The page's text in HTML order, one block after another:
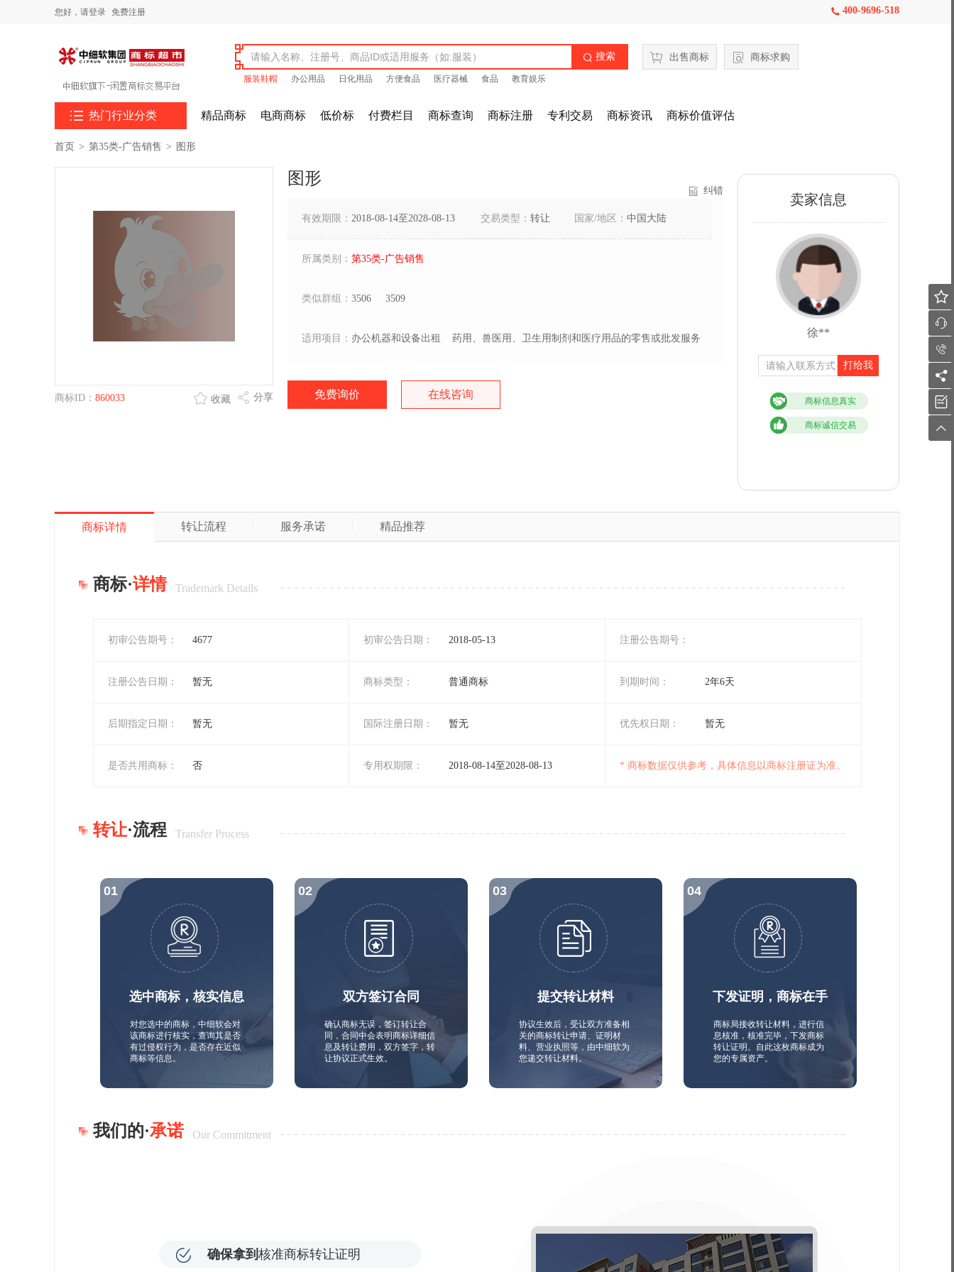
您好， 请登录 免费注册  400-9696-518
 搜索
服装鞋帽 办公用品 日化用品 方便食品 医疗器械 食品 教育娱乐
出售商标 商标求购
 热门行业分类 精品商标 电商商标 低价标 付费栏目 商标查询 商标注册 专利交易 商标资讯 商标价值评估
首页 > 第35类-广告销售 > 图形
商标ID： 860033 分享
收藏
图形
纠错
有效期限： 2018-08-14至2028-08-13 交易类型： 转让 国家/地区： 中国大陆
所属类别： 第35类-广告销售
类似群组： 3506 3509
适用项目： 办公机器和设备出租 药用、兽医用、卫生用制剂和医疗用品的零售或批发服务
免费询价 在线咨询
卖家信息
徐**
打给我
商标信息真实
商标诚信交易
商标详情 转让流程 服务承诺 精品推荐
商标·详情 Trademark Details
初审公告期号： 4677 初审公告日期： 2018-05-13 注册公告期号：
注册公告日期： 暂无 商标类型： 普通商标 到期时间： 2年6天
后期指定日期： 暂无 国际注册日期： 暂无 优先权日期： 暂无
是否共用商标： 否 专用权期限： 2018-08-14至2028-08-13 * 商标数据仅供参考，具体信息以商标注册证为准。
转让·流程 Transfer Process
选中商标，核实信息
对您选中的商标，中细软会对
该商标进行核实，查询其是否
有过侵权行为，是否存在近似
商标等信息。
双方签订合同
确认商标无误，签订转让合
同，合同中会表明商标详细信
息及转让费用，双方签字，转
让协议正式生效。
提交转让材料
协议生效后，受让双方准备相
关的商标转让申请、证明材
料、营业执照等，由中细软为
您递交转让材料。
下发证明，商标在手
商标局接收转让材料，进行信
息核准，核准完毕，下发商标
转让证明。自此这枚商标成为
您的专属资产。
我们的·承诺 Our Commitment
确保拿到 核准商标转让证明





